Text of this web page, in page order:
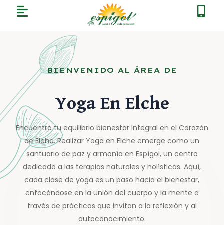
BIENVENIDO AL ÁREA DE
Yoga En Elche
Encuentra tu equilibrio bienestar Integral en el Corazón
de Elche. Realizar Yoga en Elche emerge como un
santuario de paz y armonía en Espígol, un centro
dedicado a las terapias naturales y holísticas. Aquí,
cada clase de yoga es un paso hacia el bienestar,
enfocándose en la unión del cuerpo y la mente a
través de prácticas que invitan a la reflexión y al
autoconocimiento.